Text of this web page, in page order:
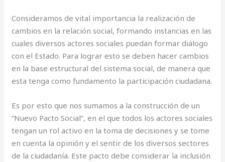
Consideramos de vital importancia la realización de
cambios en la relación social, formando instancias en las
cuales diversos actores sociales puedan formar diálogo
con el Estado. Para lograr esto se deben hacer cambios
en la base estructural del sistema social, de manera que
esta tenga como fundamento la participación ciudadana.
Es por esto que nos sumamos a la construcción de un
“Nuevo Pacto Social”, en el que todos los actores sociales
tengan un rol activo en la toma de decisiones y se tome
en cuenta la opinión y el sentir de los diversos sectores
de la ciudadanía. Este pacto debe considerar la inclusión